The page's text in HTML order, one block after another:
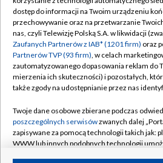
TVP
Abonament TVP
Emisja w TVP
Centrum informacji TVP
Naziemna Telewizja Cyfrowa
Rada Programowa
System NOS
Informacje o nadawcy
Regulamin
Polityka
Moje
Pomoc
Kontakt
dostęp do informacji na Twoim urządzeniu
przechowywanie oraz na przetwarzanie
nas, czyli Telewizję Polską S.A. w likwidacji
Zaufanych Partnerów z IAB* (1201 firm) oraz
Partnerów TVP (93 firm), w celach
zautomatyzowanego dopasowania reklam do
mierzenia ich skuteczności) i pozostałych,
także zgody na udostępnianie przez nas
Twoje dane osobowe zbierane podczas
poszczególnych serwisówzwanych dalej
zapisywane za pomocą technologii takich jak:
WWW lub innych podobnych technologii